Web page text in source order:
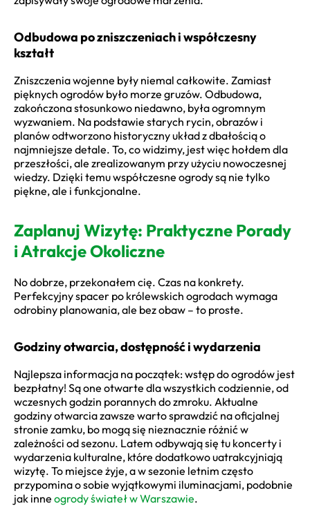
Odbudowa po zniszczeniach i współczesny
kształt
Zniszczenia wojenne były niemal całkowite. Zamiast
pięknych ogrodów było morze gruzów. Odbudowa,
zakończona stosunkowo niedawno, była ogromnym
wyzwaniem. Na podstawie starych rycin, obrazów i
planów odtworzono historyczny układ z dbałością o
najmniejsze detale. To, co widzimy, jest więc hołdem dla
przeszłości, ale zrealizowanym przy użyciu nowoczesnej
wiedzy. Dzięki temu współczesne ogrody są nie tylko
piękne, ale i funkcjonalne.
Zaplanuj Wizytę: Praktyczne Porady
i Atrakcje Okoliczne
No dobrze, przekonałem cię. Czas na konkrety.
Perfekcyjny spacer po królewskich ogrodach wymaga
odrobiny planowania, ale bez obaw – to proste.
Godziny otwarcia, dostępność i wydarzenia
Najlepsza informacja na początek: wstęp do ogrodów jest
bezpłatny! Są one otwarte dla wszystkich codziennie, od
wczesnych godzin porannych do zmroku. Aktualne
godziny otwarcia zawsze warto sprawdzić na oficjalnej
stronie zamku, bo mogą się nieznacznie różnić w
zależności od sezonu. Latem odbywają się tu koncerty i
wydarzenia kulturalne, które dodatkowo uatrakcyjniają
wizytę. To miejsce żyje, a w sezonie letnim często
przypomina o sobie wyjątkowymi iluminacjami, podobnie
jak inne ogrody świateł w Warszawie.